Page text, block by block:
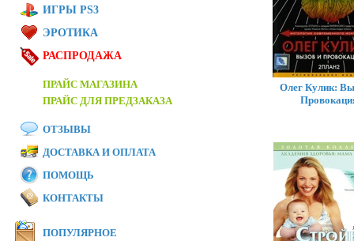
Олег Кулик:
ИГРЫ PS3
ЭРОТИКА
РАСПРОДАЖА
ПРАЙС МАГАЗИНА
ПРАЙС ДЛЯ ПРЕДЗАКАЗА
ОТЗЫВЫ
ДОСТАВКА И ОПЛАТА
ПОМОЩЬ
КОНТАКТЫ
ПОПУЛЯРНОЕ